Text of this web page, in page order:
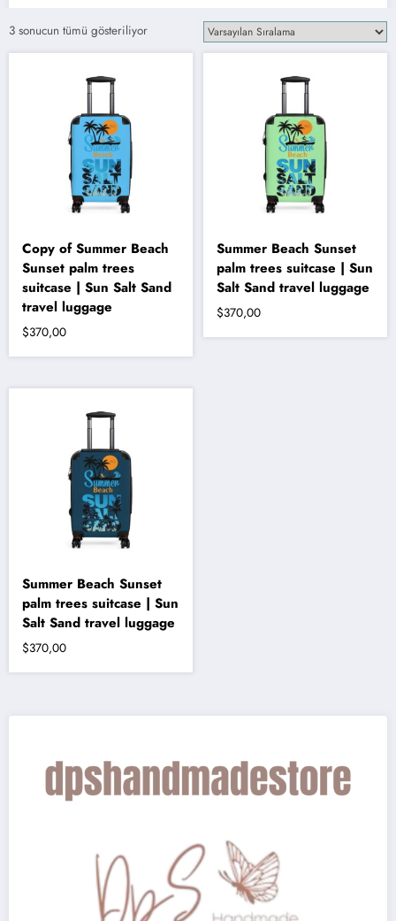
3 sonucun tümü gösteriliyor
Copy of Summer Beach
Sunset palm trees
suitcase | Sun Salt Sand
travel luggage
$370,00
Summer Beach Sunset
palm trees suitcase | Sun
Salt Sand travel luggage
$370,00
Summer Beach Sunset
palm trees suitcase | Sun
Salt Sand travel luggage
$370,00